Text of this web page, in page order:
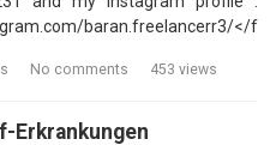
baran.freelancerr3/</
No comments 453 views
Erkrankungen